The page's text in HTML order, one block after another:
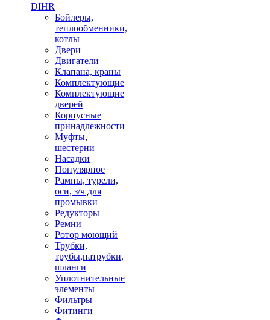
DIHR
Бойлеры,
теплообменники,
котлы
Двери
Двигатели
Клапана, краны
Комплектующие
Комплектующие
дверей
Корпусные
принадлежности
Муфты,
шестерни
Насадки
Популярное
Рампы, турели,
оси, з/ч для
промывки
Редукторы
Ремни
Ротор моющий
Трубки,
трубы,патрубки,
шланги
Уплотнительные
элементы
Фильтры
Фитинги